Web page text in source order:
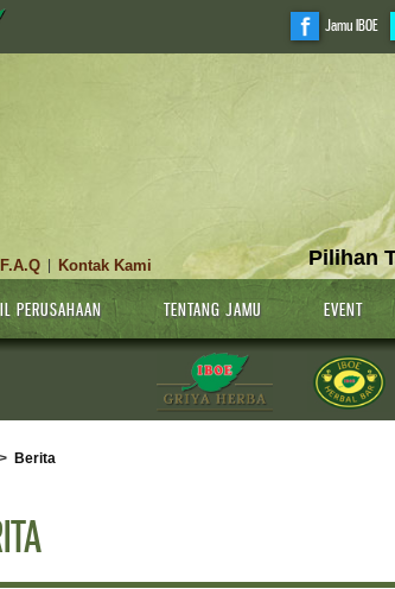
Jamu IBOE
Pilihan
F.A.Q Kontak Kami
PERUSAHAAN TENTANG JAMU EVENT
> Berita